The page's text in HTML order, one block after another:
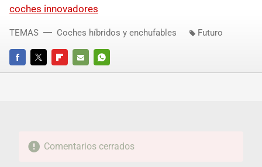
coches innovadores
FACEBOOKTWITTERFLIPBOARD
E-
WHATSAPP
TEMAS Coches híbridos y enchufables Futuro
Comentarios cerrados